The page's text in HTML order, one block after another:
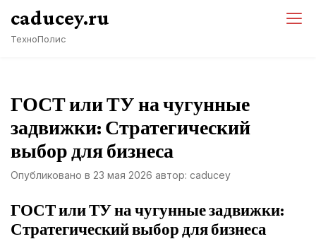
Перейти
содержимому
caducey.ru
ТехноПолис
ГОСТ или ТУ на чугунные
задвижки: Стратегический
выбор для бизнеса
Опубликовано в 23 мая 2026 автор: caducey
ГОСТ или ТУ на чугунные задвижки:
Стратегический выбор для бизнеса